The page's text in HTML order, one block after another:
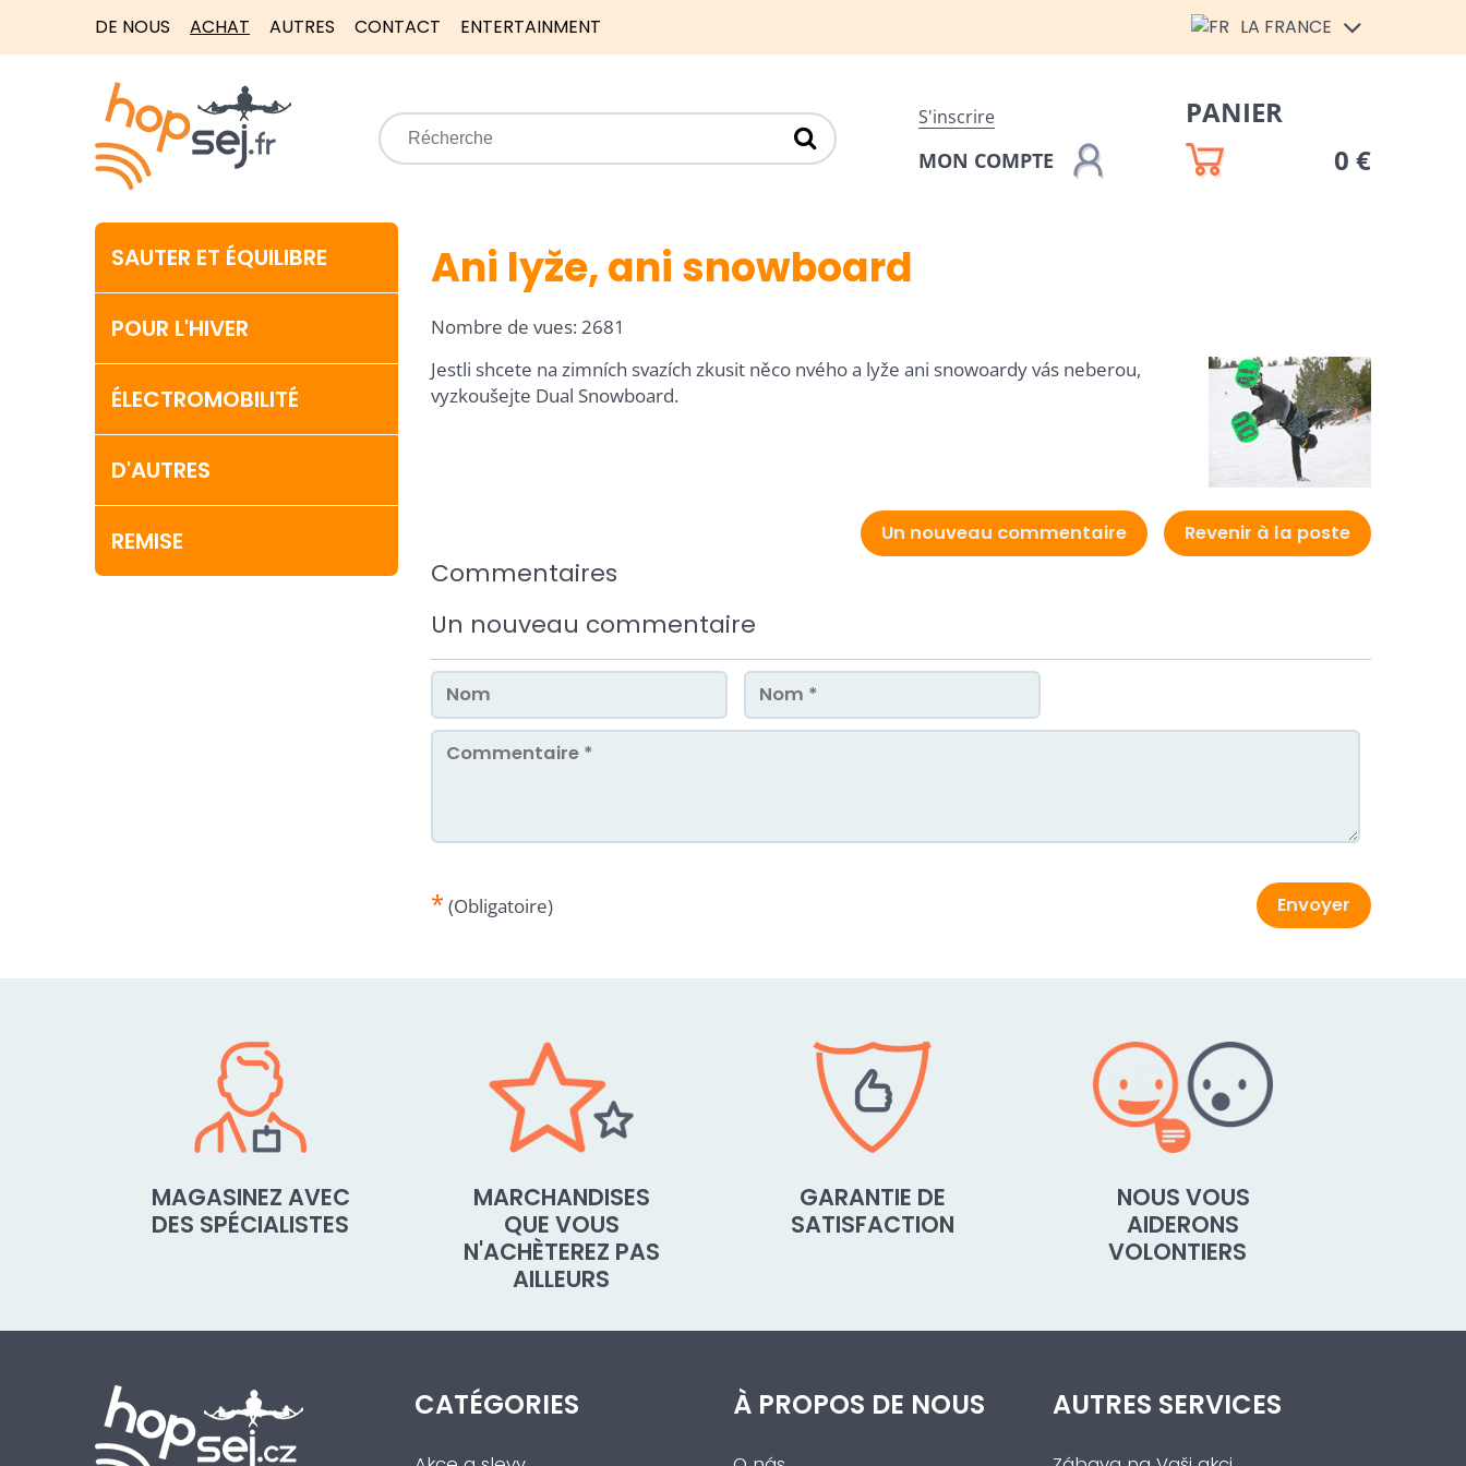
DE NOUS ACHAT AUTRES CONTACT ENTERTAINMENT LA FRANCE
S'inscrire
MON COMPTE
PANIER
0 €
SAUTER ET ÉQUILIBRE
POUR L'HIVER
ÉLECTROMOBILITÉ
D'AUTRES
REMISE
Ani lyže, ani snowboard
Nombre de vues: 2681
Jestli shcete na zimních svazích zkusit něco nvého a lyže ani snowoardy vás neberou,
vyzkoušejte Dual Snowboard.
Revenir à la poste
Un nouveau commentaire
Commentaires
Un nouveau commentaire
* (Obligatoire) Envoyer
MAGASINEZ AVEC
DES SPÉCIALISTES
MARCHANDISES
QUE VOUS
N'ACHÈTEREZ PAS
AILLEURS
GARANTIE DE
SATISFACTION
NOUS VOUS
AIDERONS
VOLONTIERS
CATÉGORIES À PROPOS DE NOUS AUTRES SERVICES